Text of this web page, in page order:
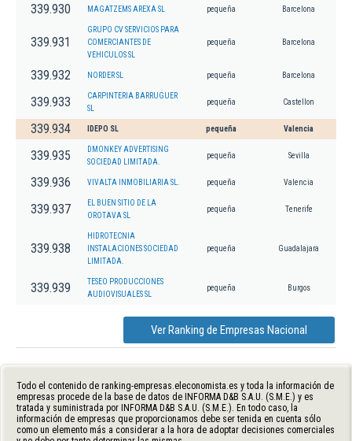
339.930 MAGATZEMS AREXA SL pequeña Barcelona
339.931
GRUPO CV SERVICIOS PARA
COMERCIANTES DE
VEHICULOS SL
pequeña Barcelona
339.932 NORDER SL pequeña Barcelona
339.933
CARPINTERIA BARRUGUER
SL
pequeña Castellon
339.934 IDEPO SL pequeña Valencia
339.935
DMONKEY ADVERTISING
SOCIEDAD LIMITADA.
pequeña Sevilla
339.936 VIVALTA INMOBILIARIA SL. pequeña Valencia
339.937
EL BUEN SITIO DE LA
OROTAVA SL
pequeña Tenerife
339.938
HIDROTECNIA
INSTALACIONES SOCIEDAD
LIMITADA.
pequeña Guadalajara
339.939
TESEO PRODUCCIONES
AUDIOVISUALES SL
pequeña Burgos
Ver Ranking de Empresas Nacional
Todo el contenido de ranking-empresas.eleconomista.es y toda la información de
empresas procede de la base de datos de INFORMA D&B S.A.U. (S.M.E.) y es
tratada y suministrada por INFORMA D&B S.A.U. (S.M.E.). En todo caso, la
información de empresas que proporcionamos debe ser tenida en cuenta sólo
como un elemento más a considerar a la hora de adoptar decisiones comerciales